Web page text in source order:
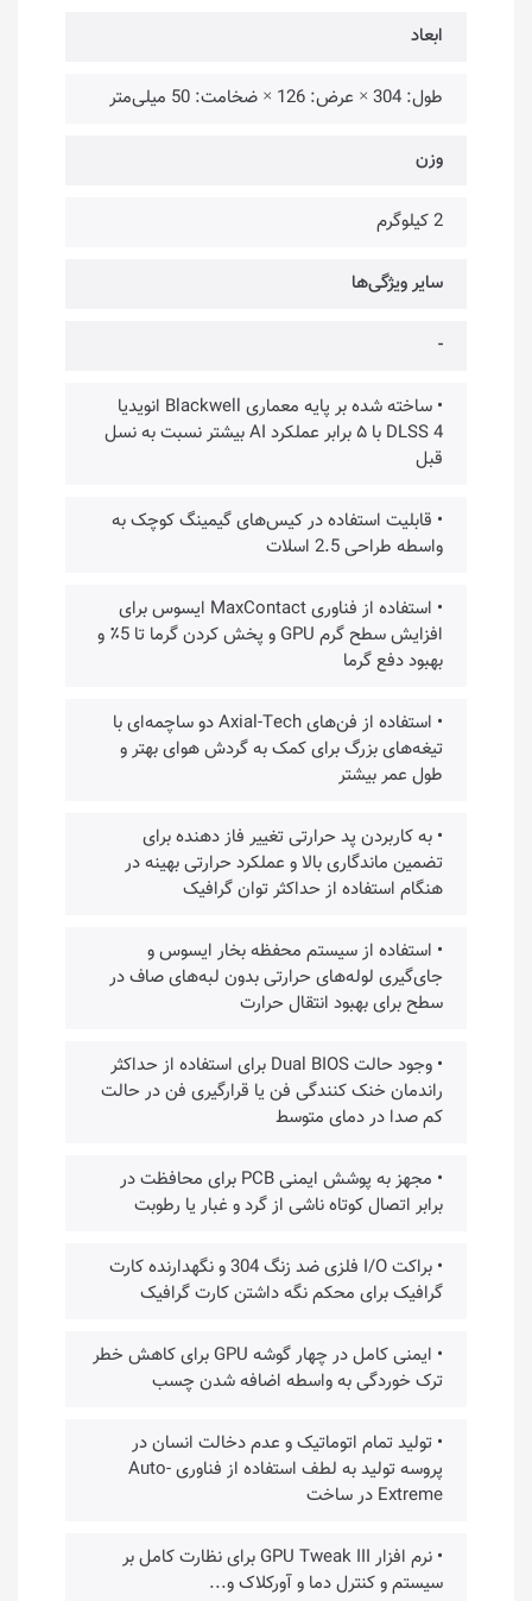
ابعاد
طول: 304 × عرض: 126 × ضخامت: 50 میلی‌متر
وزن
2 کیلوگرم
سایر ویژگی‌ها
-
• ساخته شده بر پایه معماری Blackwell انویدیا
DLSS 4 با ۵ برابر عملکرد AI بیشتر نسبت به نسل
قبل
• قابلیت استفاده در کیس‌های گیمینگ کوچک به
واسطه طراحی 2.5 اسلات
• استفاده از فناوری MaxContact ایسوس برای
افزایش سطح گرم GPU و پخش کردن گرما تا 5٪ و
بهبود دفع گرما
• استفاده از فن‌های Axial-Tech دو ساچمه‌ای با
تیغه‌های بزرگ برای کمک به گردش هوای بهتر و
طول عمر بیشتر
• به کاربردن پد حرارتی تغییر فاز دهنده برای
تضمین ماندگاری بالا و عملکرد حرارتی بهینه در
هنگام استفاده از حداکثر توان گرافیک
• استفاده از سیستم محفظه بخار ایسوس و
جای‌گیری لوله‌های حرارتی بدون لبه‌های صاف در
سطح برای بهبود انتقال حرارت
• وجود حالت Dual BIOS برای استفاده از حداکثر
راندمان خنک کنندگی فن یا قرارگیری فن در حالت
کم صدا در دمای متوسط
• مجهز به پوشش ایمنی PCB برای محافظت در
برابر اتصال کوتاه ناشی از گرد و غبار یا رطوبت
• براکت I/O فلزی ضد زنگ 304 و نگهدارنده کارت
گرافیک برای محکم نگه داشتن کارت گرافیک
• ایمنی کامل در چهار گوشه GPU برای کاهش خطر
ترک خوردگی به واسطه اضافه شدن چسب
• تولید تمام اتوماتیک و عدم دخالت انسان در
پروسه تولید به لطف استفاده از فناوری Auto-
Extreme در ساخت
• نرم افزار GPU Tweak III برای نظارت کامل بر
سیستم و کنترل دما و آورکلاک و...